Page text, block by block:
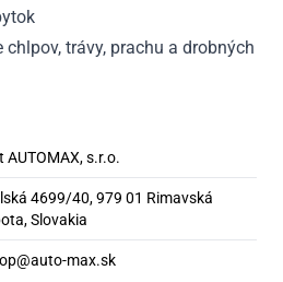
trávy, prachu a drobných
AUTOMAX, s.r.o.
4699/40, 979 01 Rimavská
Slovakia
max.sk